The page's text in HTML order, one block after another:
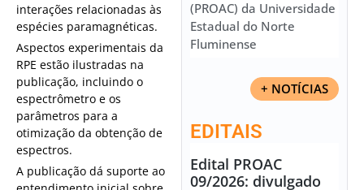
interações relacionadas às
espécies paramagnéticas.
Aspectos experimentais da
RPE estão ilustradas na
publicação, incluindo o
espectrômetro e os
parâmetros para a
otimização da obtenção de
espectros.
A publicação dá suporte ao
(PROAC) da Universidade
Estadual do Norte
Fluminense
+ NOTÍCIAS
EDITAIS
Edital PROAC
09/2026: divulgado